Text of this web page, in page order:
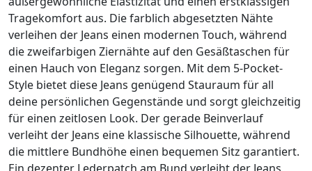
Tragekomfort aus. Die farblich abgesetzten Nähte
verleihen der Jeans einen modernen Touch, während
die zweifarbigen Ziernähte auf den Gesäßtaschen für
einen Hauch von Eleganz sorgen. Mit dem 5-Pocket-
Style bietet diese Jeans genügend Stauraum für all
deine persönlichen Gegenstände und sorgt gleichzeitig
für einen zeitlosen Look. Der gerade Beinverlauf
verleiht der Jeans eine klassische Silhouette, während
die mittlere Bundhöhe einen bequemen Sitz garantiert.
Ein dezenter Lederpatch am Bund verleiht der Jeans